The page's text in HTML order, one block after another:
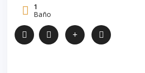
1
Baño